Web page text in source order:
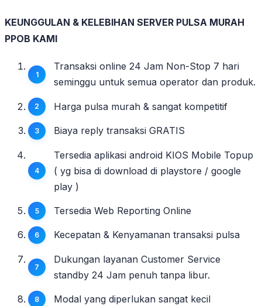
KEUNGGULAN & KELEBIHAN SERVER PULSA MURAH
PPOB KAMI
Transaksi online 24 Jam Non-Stop 7 hari
seminggu untuk semua operator dan produk.
Harga pulsa murah & sangat kompetitif
Biaya reply transaksi GRATIS
Tersedia aplikasi android KIOS Mobile Topup
( yg bisa di download di playstore / google
play )
Tersedia Web Reporting Online
Kecepatan & Kenyamanan transaksi pulsa
Dukungan layanan Customer Service
standby 24 Jam penuh tanpa libur.
Modal yang diperlukan sangat kecil